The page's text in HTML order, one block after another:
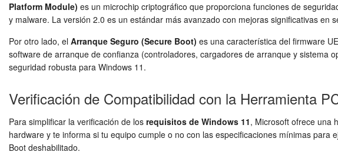
Platform Module) es un microchip criptográfico que proporciona funciones de
y malware. La versión 2.0 es un estándar más avanzado con mejoras significativas en
Por otro lado, el Arranque Seguro (Secure Boot) es una característica del firmware
software de arranque de confianza (controladores, cargadores de arranque y sistema
seguridad robusta para Windows 11.
Verificación de Compatibilidad con la Herramienta
Para simplificar la verificación de los requisitos de Windows 11, Microsoft ofrece una
hardware y te informa si tu equipo cumple o no con las especificaciones mínimas
Boot deshabilitado.